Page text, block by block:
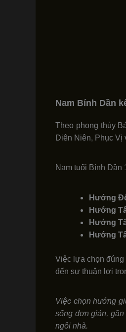
Nam Bính Dần
Theo phong thủy
Diên Niên, Phục Vị
Nam tuổi Bính Dần
Hướng
Hướng
Hướng
Hướng
Việc lựa chọn
đến sự thuận lợi
Việc chọn hướng
sống đơn giản,
ngôi nhà.